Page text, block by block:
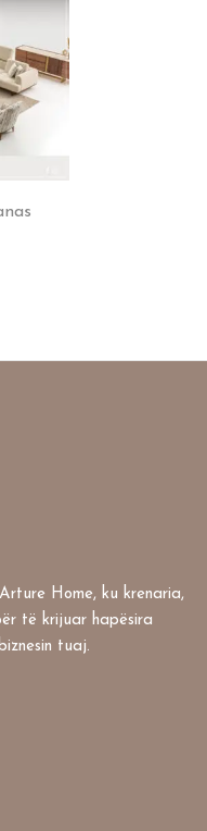
Home, ku krenaria,
të krijuar hapësira
tuaj.